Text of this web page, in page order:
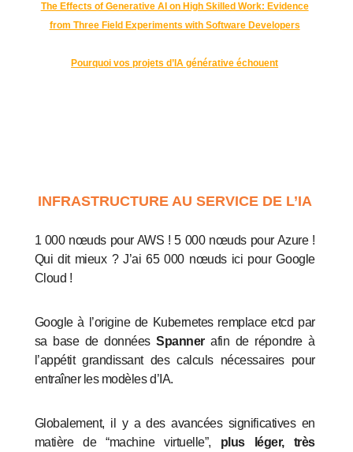
The Effects of Generative AI on High Skilled Work: Evidence
from Three Field Experiments with Software Developers
Pourquoi vos projets d’IA générative échouent
INFRASTRUCTURE AU SERVICE DE L’IA
1 000 nœuds pour AWS ! 5 000 nœuds pour Azure !
Qui dit mieux ? J’ai 65 000 nœuds ici pour Google
Cloud !
Google à l’origine de Kubernetes remplace etcd par
sa base de donnéesSpannerafin de répondre à
l’appétit grandissant des calculs nécessaires pour
entraîner les modèles d’IA.
Globalement, il y a des avancées significatives en
matière de “machine virtuelle”, plus léger, très